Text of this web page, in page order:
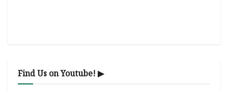
Find Us on Youtube! ▶